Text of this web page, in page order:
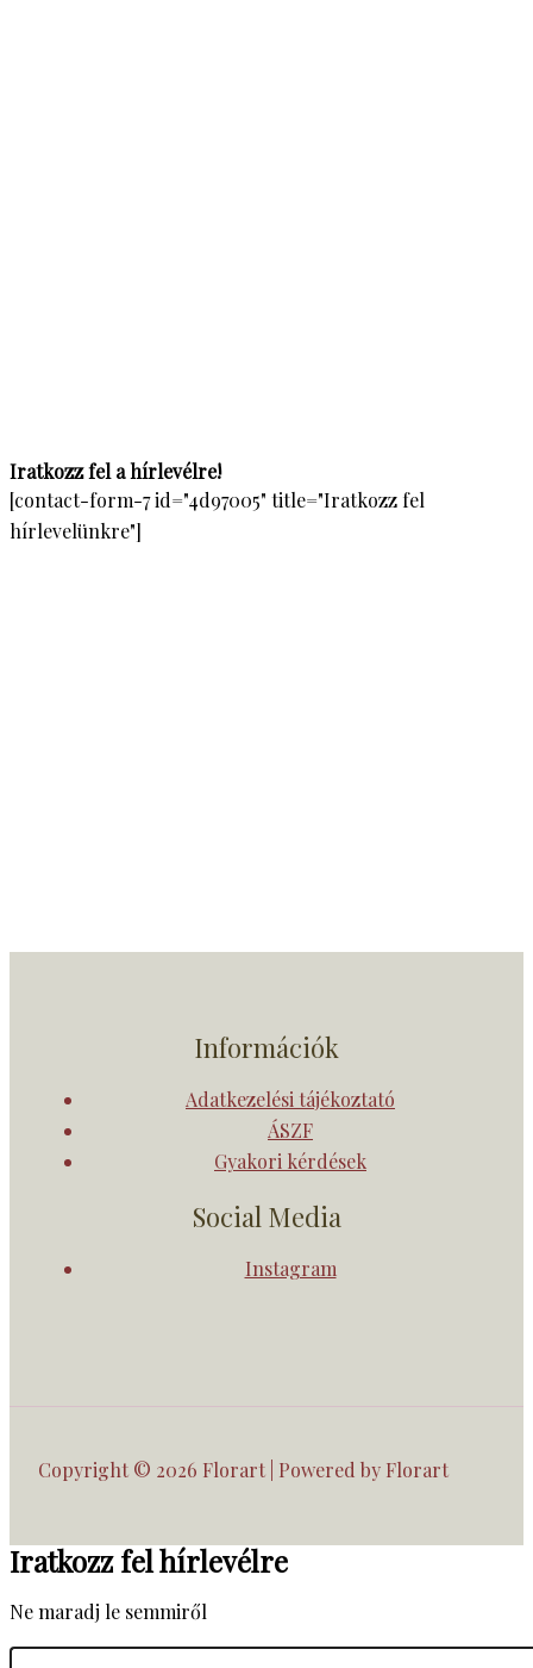
Iratkozz fel a hírlevélre!
[contact-form-7 id="4d97005" title="Iratkozz fel
hírlevelünkre"]
Információk
Adatkezelési tájékoztató
ÁSZF
Gyakori kérdések
Social Media
Instagram
Copyright © 2026 Florart | Powered by Florart
Iratkozz fel hírlevélre
Ne maradj le semmiről